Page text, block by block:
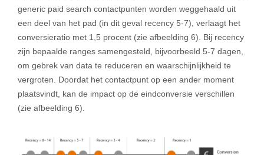
generic paid search contactpunten worden weggehaald uit
een deel van het pad (in dit geval recency 5-7), verlaagt het
conversieratio met 1,5 procent (zie afbeelding 6). Bij recency
zijn bepaalde ranges samengesteld, bijvoorbeeld 5-7 dagen,
om gebrek van data te reduceren en waarschijnlijkheid te
vergroten. Doordat het contactpunt op een ander moment
plaatsvindt, kan de impact op de eindconversie verschillen
(zie afbeelding 6).